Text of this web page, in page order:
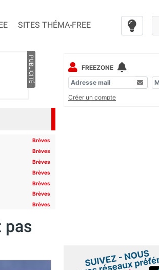
SITES THÉMA-FREE
PUBLICITÉ
Brèves
Brèves
Brèves
Brèves
Brèves
Brèves
Brèves
pas
FREEZONE
Créer un compte